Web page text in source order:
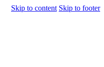
Skip to content Skip to footer